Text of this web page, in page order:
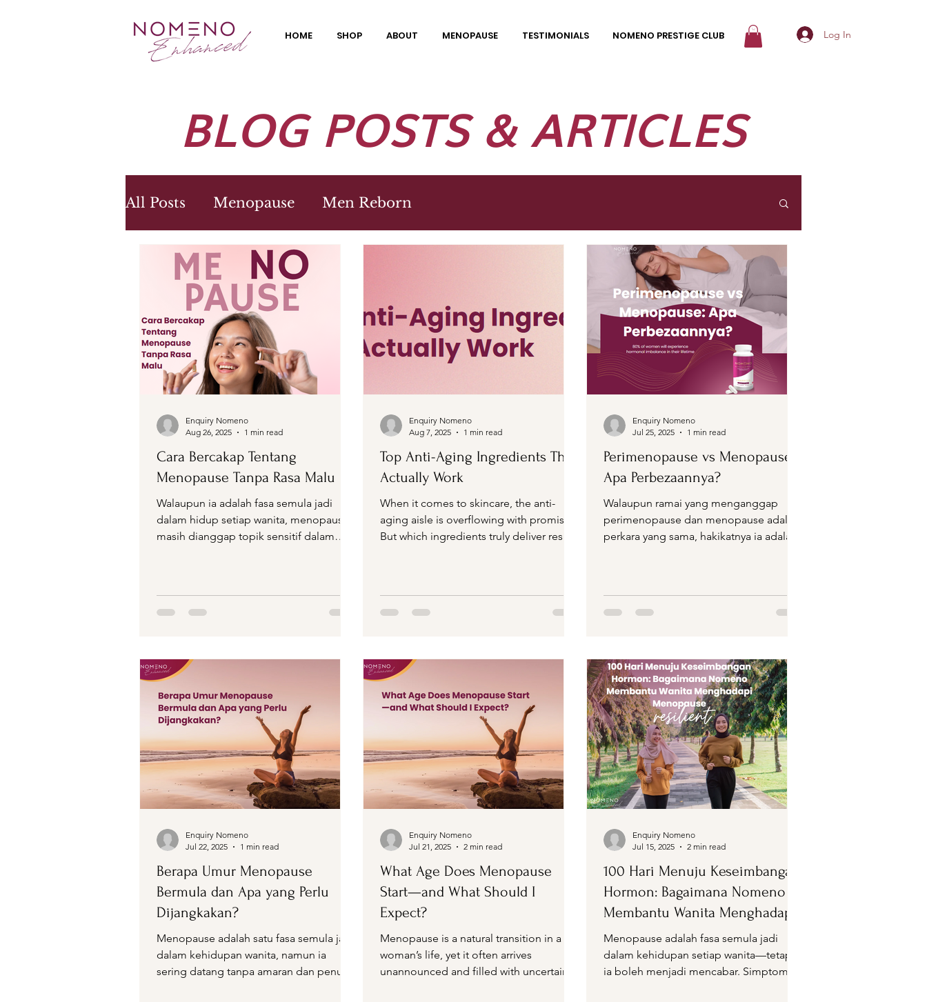
HOME SHOP ABOUT MENOPAUSE TESTIMONIALS NOMENO PRESTIGE CLUB Log In
BLOG POSTS & ARTICLES
All Posts Menopause Men Reborn
Cara Bercakap Tentang
Menopause Tanpa Rasa Malu
Walaupun ia adalah fasa semula jadi
dalam hidup setiap wanita, menopause
masih dianggap topik sensitif dalam
Enquiry Nomeno
Aug 26, 2025
1 min read
Top Anti-Aging Ingredients That
Actually Work
When it comes to skincare, the anti-
aging aisle is overflowing with promises.
But which ingredients truly deliver results
Enquiry Nomeno
Aug 7, 2025
1 min read
Perimenopause vs Menopause:
Apa Perbezaannya?
Walaupun ramai yang menganggap
perimenopause dan menopause adalah
perkara yang sama, hakikatnya ia adalah
Enquiry Nomeno
Jul 25, 2025
1 min read
Berapa Umur Menopause
Bermula dan Apa yang Perlu
Dijangkakan?
Menopause adalah satu fasa semula jadi
dalam kehidupan wanita, namun ia
sering datang tanpa amaran dan penuh
Enquiry Nomeno
Jul 22, 2025
1 min read
What Age Does Menopause
Start—and What Should I
Expect?
Menopause is a natural transition in a
woman’s life, yet it often arrives
unannounced and filled with uncertainty.
Enquiry Nomeno
Jul 21, 2025
2 min read
100 Hari Menuju Keseimbangan
Hormon: Bagaimana Nomeno
Membantu Wanita Menghadapi
Menopause
Menopause adalah fasa semula jadi
dalam kehidupan setiap wanita—tetapi
ia boleh menjadi mencabar. Simptom
Enquiry Nomeno
Jul 15, 2025
2 min read